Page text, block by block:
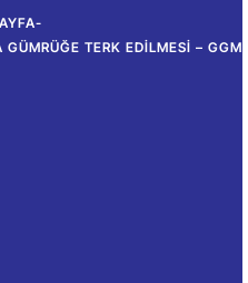
-
TERK EDILMESI – GGM